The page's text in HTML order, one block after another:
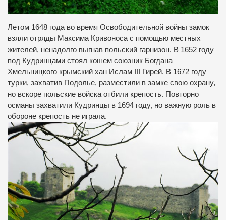
Летом 1648 года во время Освободительной войны замок
взяли отряды Максима Кривоноса с помощью местных
жителей, ненадолго выгнав польский гарнизон. В 1652 году
под Кудринцами стоял кошем союзник Богдана
Хмельницкого крымский хан Ислам III Гирей. В 1672 году
турки, захватив Подолье, разместили в замке свою охрану,
но вскоре польские войска отбили крепость. Повторно
османы захватили Кудринцы в 1694 году, но важную роль в
обороне крепость не играла.